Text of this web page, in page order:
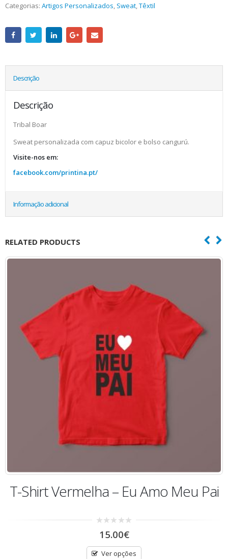
Categorias: Artigos Personalizados Sweat Têxtil
Descrição
Descrição
Tribal Boar
Sweat personalizada com capuz bicolor e bolso cangurú.
Visite-nos em:
facebook.com/printina.pt/
Informação adicional
RELATED PRODUCTS
T-Shirt Vermelha – Eu Amo Meu Pai
out
5
15.00€
Ver opções